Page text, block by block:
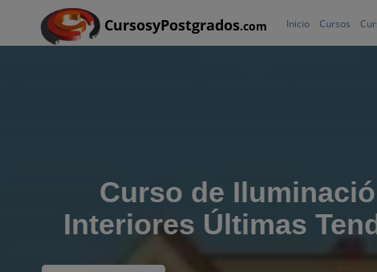
CursosyPostgrados.com Inicio Cursos
Curso de
Interiores Últimas